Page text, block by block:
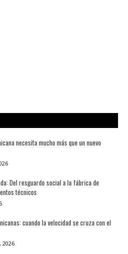
necesita mucho más que un nuevo
Del resguardo social a la fábrica de
técnicos
cuando la velocidad se cruza con el
2026